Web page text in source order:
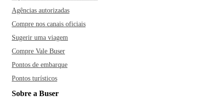
Agências autorizadas
Compre nos canais oficiais
Sugerir uma viagem
Compre Vale Buser
Pontos de embarque
Pontos turísticos
Sobre a Buser